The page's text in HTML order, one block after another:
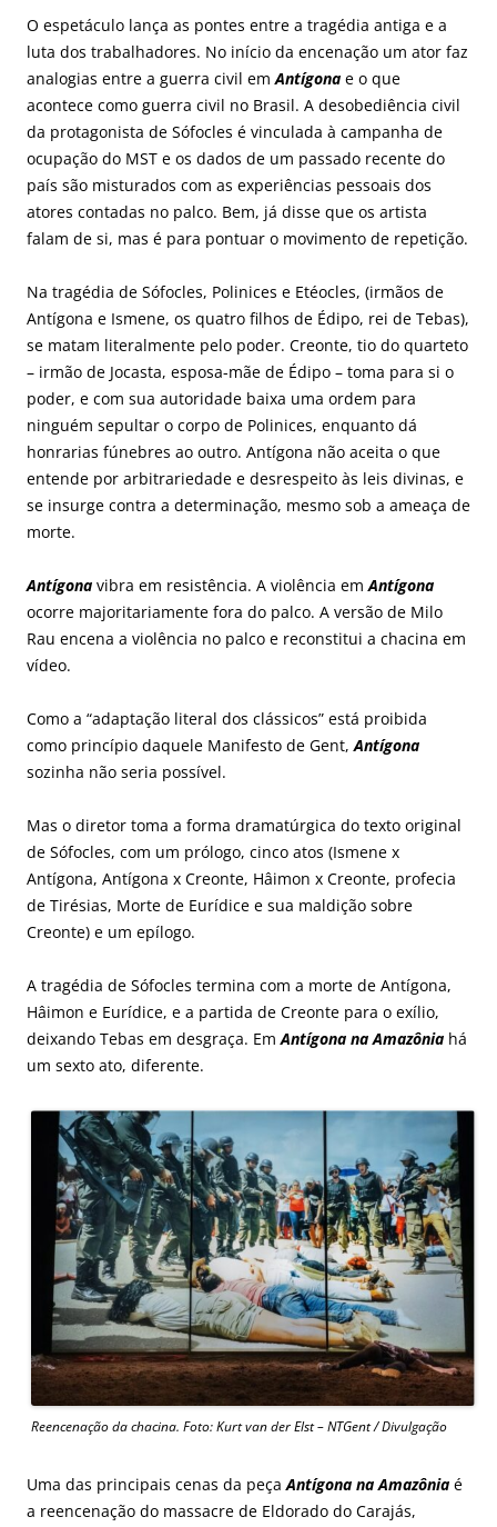
O espetáculo lança as pontes entre a tragédia antiga e a
luta dos trabalhadores. No início da encenação um ator faz
analogias entre a guerra civil emAntígona e o que
acontece como guerra civil no Brasil. A desobediência civil
da protagonista de Sófocles é vinculada à campanha de
ocupação do MST e os dados de um passado recente do
país são misturados com as experiências pessoais dos
atores contadas no palco. Bem, já disse que os artista
falam de si, mas é para pontuar o movimento de repetição.
Na tragédia de Sófocles, Polinices e Etéocles, (irmãos de
Antígona e Ismene, os quatro filhos de Édipo, rei de Tebas),
se matam literalmente pelo poder. Creonte, tio do quarteto
– irmão de Jocasta, esposa-mãe de Édipo – toma para si o
poder, e com sua autoridade baixa uma ordem para
ninguém sepultar o corpo de Polinices, enquanto dá
honrarias fúnebres ao outro. Antígona não aceita o que
entende por arbitrariedade e desrespeito às leis divinas, e
se insurge contra a determinação, mesmo sob a ameaça de
morte.
Antígona vibra em resistência. A violência emAntígona
ocorre majoritariamente fora do palco. A versão de Milo
Rau encena a violência no palco e reconstitui a chacina em
vídeo.
Como a “adaptação literal dos clássicos” está proibida
como princípio daquele Manifesto de Gent,Antígona
sozinha não seria possível.
Mas o diretor toma a forma dramatúrgica do texto original
de Sófocles, com um prólogo, cinco atos (Ismene x
Antígona, Antígona x Creonte, Hâimon x Creonte, profecia
de Tirésias, Morte de Eurídice e sua maldição sobre
Creonte) e um epílogo.
A tragédia de Sófocles termina com a morte de Antígona,
Hâimon e Eurídice, e a partida de Creonte para o exílio,
deixando Tebas em desgraça. EmAntígona na Amazônia há
um sexto ato, diferente.
Reencenação da chacina. Foto: Kurt van der Elst – NTGent / Divulgação
Uma das principais cenas da peçaAntígona na Amazônia é
a reencenação do massacre de Eldorado do Carajás,